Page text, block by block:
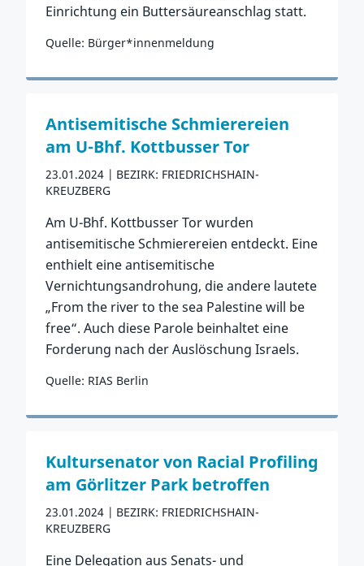
Einrichtung ein Buttersäureanschlag statt.
Quelle: Bürger*innenmeldung
Zum Vorfall
Antisemitische Schmierereien
am U-Bhf. Kottbusser Tor
23.01.2024
BEZIRK: FRIEDRICHSHAIN-
KREUZBERG
Am U-Bhf. Kottbusser Tor wurden
antisemitische Schmierereien entdeckt. Eine
enthielt eine antisemitische
Vernichtungsandrohung, die andere lautete
„From the river to the sea Palestine will be
free“. Auch diese Parole beinhaltet eine
Forderung nach der Auslöschung Israels.
Quelle: RIAS Berlin
Zum Vorfall
Kultursenator von Racial Profiling
am Görlitzer Park betroffen
23.01.2024
BEZIRK: FRIEDRICHSHAIN-
KREUZBERG
Eine Delegation aus Senats- und